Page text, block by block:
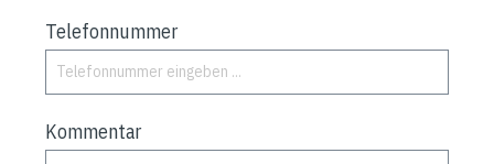
Telefonnummer
Kommentar